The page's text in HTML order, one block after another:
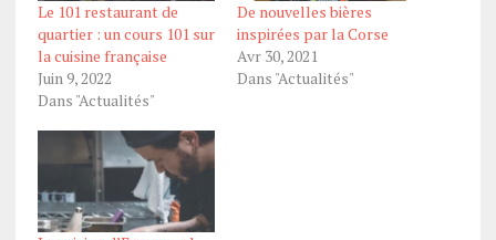
Le 101 restaurant de
quartier : un cours 101 sur
la cuisine française
Juin 9, 2022
Dans "Actualités"
De nouvelles bières
inspirées par la Corse
Avr 30, 2021
Dans "Actualités"